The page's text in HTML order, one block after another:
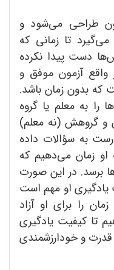
طراحی می‌شود و
می‌گیرد تا زمانی که
دست پیدا نکرده
واقع آزمون موفق و
که بدون زمان باشد.
را به معلم یا گروه
گروهش (نه معلم)
به سؤالات داده
زمان می‌دهیم که
برسد. در این صورت
او مهم است
را برای او آزاد
تا کیفیت یادگیری
قدرت و خود‌ارزشمندی